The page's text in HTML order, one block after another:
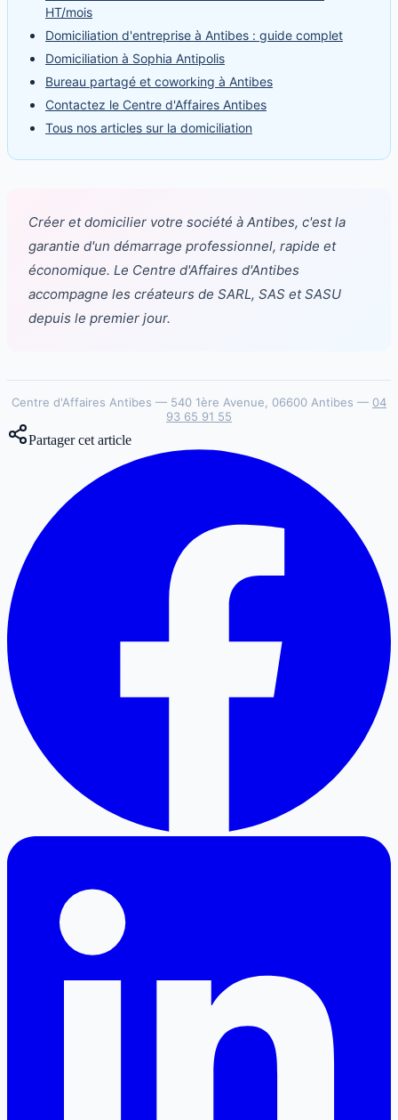
HT/mois
Domiciliation d'entreprise à Antibes : guide complet
Domiciliation à Sophia Antipolis
Bureau partagé et coworking à Antibes
Contactez le Centre d'Affaires Antibes
Tous nos articles sur la domiciliation
Créer et domicilier votre société à Antibes, c'est la
garantie d'un démarrage professionnel, rapide et
économique. Le Centre d'Affaires d'Antibes
accompagne les créateurs de SARL, SAS et SASU
depuis le premier jour.
Centre d'Affaires Antibes — 540 1ère Avenue, 06600 Antibes — 04
93 65 91 55
Partager cet article